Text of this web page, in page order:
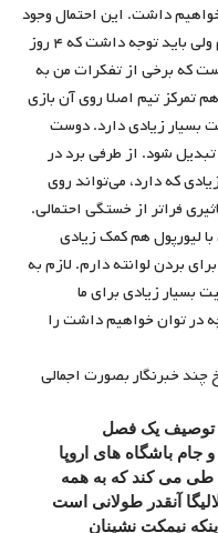
خواهیم داشت. این احتمال وجود
دارد که چند تغییر در ترکیب داشته باشیم ولی باید توجه داشت که ۴ روز
که برخی از تفکرات من به
تمرکز تیم اصلا روی آن بازی
بسیار زیادی دارد. دوست
تبدیل شود. از طرفی برد در
که دارد، می‌تواند روی
فراتر از خستگی احتمالی.
لیورپول هم کمک زیادی
بردن لوانته دارم. لازم به
بسیار زیادی برای ما
در توان خواهیم داشت را
چند خبرنگار بصورت اجمالی
توصیف یک فصل
جام باشگاه های اروپا
طی می کند که به همه
آنقدر طولانی است
نیمکت نشینان